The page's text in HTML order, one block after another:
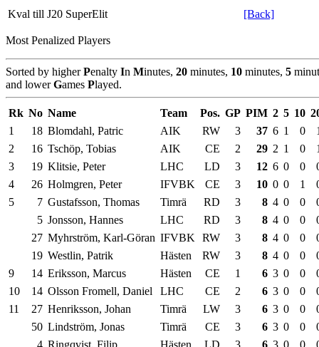
Kval till J20 SuperElit [Back]
Most Penalized Players
Sorted by higherPenalty In Minutes, 20 minutes, 10 minutes, 5
and lowerGames Played.
Rk No Name Team Pos. GP PIM 2 5 10
1
18 Blomdahl, Patric AIK RW 3 37 6 1 0
2
16 Tschöp, Tobias AIK CE 2 29 2 1 0
3
19 Klitsie, Peter LHC LD 3 12 6 0 0
4
26 Holmgren, Peter IFVBK CE 3 10 0 0 1
5
7 Gustafsson, Thomas Timrä RD 3 8 4 0 0
5 Jonsson, Hannes LHC RD 3 8 4 0 0
27 Myhrström, Karl-Göran IFVBK RW 3 8 4 0 0
19 Westlin, Patrik Hästen RW 3 8 4 0 0
9
14 Eriksson, Marcus Hästen CE 1 6 3 0 0
10
14 Olsson Fromell, Daniel LHC CE 2 6 3 0 0
11
27 Henriksson, Johan Timrä LW 3 6 3 0 0
50 Lindström, Jonas Timrä CE 3 6 3 0 0
4 Ringqvist, Filip Hästen LD 3 6 3 0 0